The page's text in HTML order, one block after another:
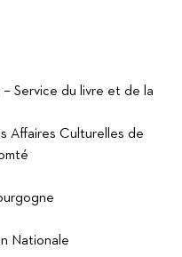
Service du livre et de la
Affaires Culturelles de
Nationale